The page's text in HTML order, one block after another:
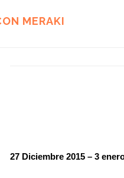
MERAKI
27 Diciembre 2015 – 3